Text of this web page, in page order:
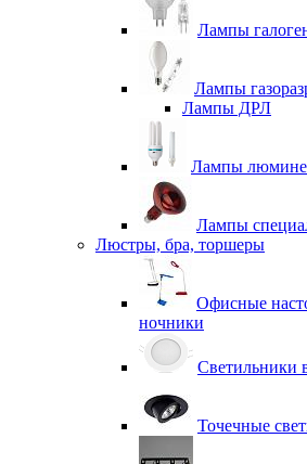
Лампы
Лампы
Лампы ДРЛ
Лампы
Лампы
Люстры, бра, торшеры
Офисные
ночники
Светильники
Точечные